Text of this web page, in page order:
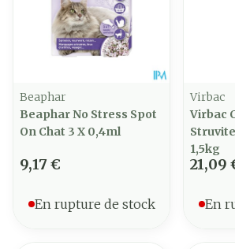
Beaphar
Beaphar No Stress Spot
On Chat 3 X 0,4ml
9,17 €
En rupture de stock
Virbac
Virbac
1,5kg
21,09
En